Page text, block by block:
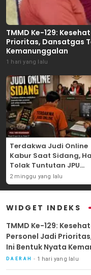
TMMD Ke-129:
Prioritas, Dansatgas
Kemanunggalan
1 hari yang lalu
Terdakwa Judi Online
Kabur Saat Sidang,
Tolak Tuntutan JPU
Tanjung Perak karena
Gagal Hadirkan
2 minggu yang lalu
WIDGET INDEKS
TMMD Ke-129:
Personel Jadi
Ini Bentuk Nyata
DAERAH 1 hari yang lalu